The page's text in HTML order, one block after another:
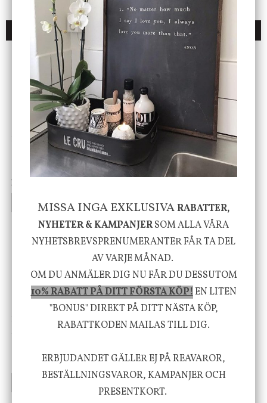
DU KANSKE OCKSÅ ÄR INTRESSERAD AV
ENDAST 1 ST KVAR I LAGER
DBKD
Cloudy kruka mini, vit
199 kr
INFO KÖP
Star Trading
Bordslampa Mushroom
vit, Utomhus
INFO KÖP
House Doctor
Skål, Hands marmor
795 kr
Nicolas Vahé
Serveringsfat, Ostron,
415 kr
KÖP
MISSA INGA EXKLUSIVARABATTER,
NYHETER & KAMPANJERSOM ALLA VÅRA
NYHETSBREVSPRENUMERANTER FÅR TA DEL
AV VARJE MÅNAD.
OM DU ANMÄLER DIG NU FÅR DU DESSUTOM
10% RABATT PÅ DITT FÖRSTA KÖP!EN LITEN
"BONUS" DIREKT PÅ DITT NÄSTA KÖP,
RABATTKODEN MAILAS TILL DIG.
ERBJUDANDET GÄLLER EJ PÅ REAVAROR,
BESTÄLLNINGSVAROR, KAMPANJER OCH
PRESENTKORT.